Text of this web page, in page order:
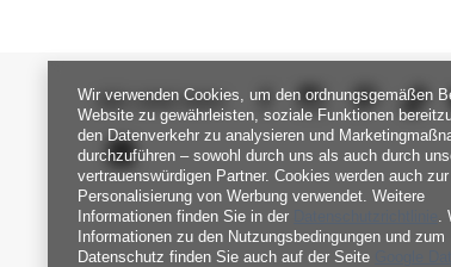
SEI UNS NAH
Wir verwenden Cookies, um den ordnungsgemäßen
Website zu gewährleisten, soziale Funktionen
den Datenverkehr zu analysieren und
durchzuführen – sowohl durch uns als auch durch
vertrauenswürdigen Partner. Cookies werden auch zur
Personalisierung von Werbung verwendet. Weitere
Informationen finden Sie in der
.
Informationen zu den Nutzungsbedingungen und zum
Datenschutz finden Sie auch auf der Seite